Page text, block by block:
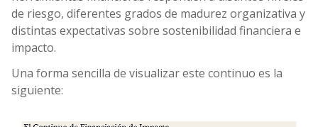
de riesgo, diferentes grados de madurez organizativa y
distintas expectativas sobre sostenibilidad financiera e
impacto.
Una forma sencilla de visualizar este continuo es la
siguiente: